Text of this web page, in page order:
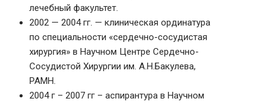
лечебный факультет.
2002 — 2004 гг. — клиническая ординатура
по специальности «сердечно-сосудистая
хирургия» в Научном Центре Сердечно-
Сосудистой Хирургии им. А.Н.Бакулева,
РАМН.
2004 г – 2007 гг – аспирантура в Научном